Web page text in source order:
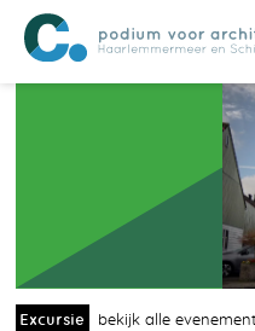
Excursie bekijk alle